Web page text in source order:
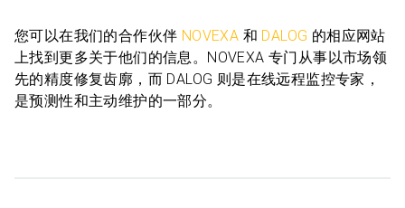
您可以在我们的合作伙伴 NOVEXA 和 DALOG 的相应网站
上找到更多关于他们的信息。NOVEXA 专门从事以市场领
先的精度修复齿廓，而 DALOG 则是在线远程监控专家，
是预测性和主动维护的一部分。